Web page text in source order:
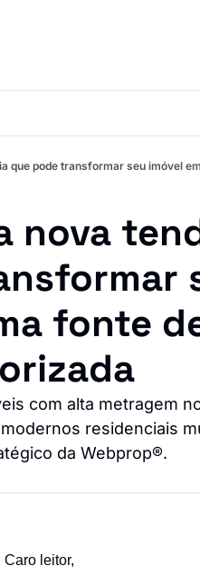
que pode transformar seu imóvel
nova
fonte
com alta metragem
residenciais
da Webprop®.
Caro leitor,